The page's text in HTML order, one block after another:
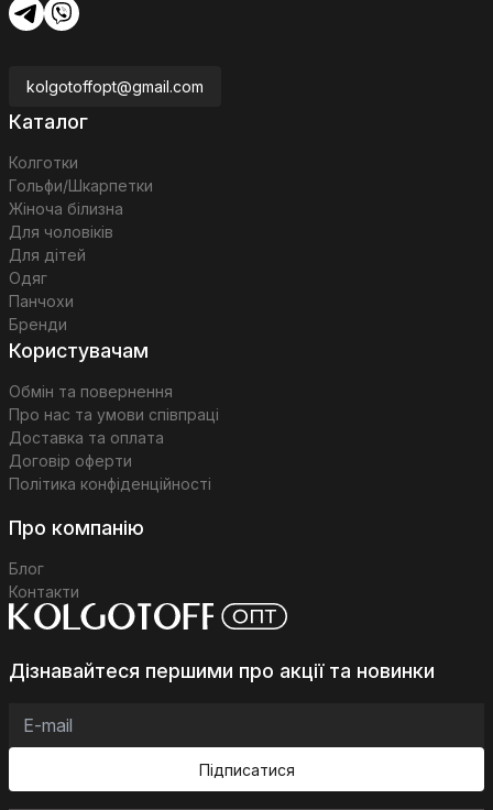
kolgotoffopt@gmail.com
Каталог
Колготки
Гольфи/Шкарпетки
Жіноча білизна
Для чоловіків
Для дітей
Одяг
Панчохи
Бренди
Користувачам
Обмін та повернення
Про нас та умови співпраці
Доставка та оплата
Договір оферти
Політика конфіденційності
Про компанію
Блог
Контакти
Дізнавайтеся першими про акції та новинки
Підписатися